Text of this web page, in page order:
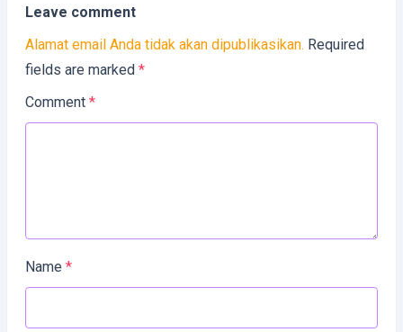
Leave comment
Alamat email Anda tidak akan dipublikasikan. Required
fields are marked *
Comment *
Name *